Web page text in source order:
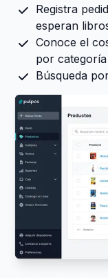
Registra
esperan
Conoce el
por categoría
Búsqueda